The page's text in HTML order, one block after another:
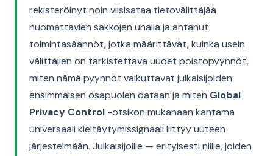
rekisteröinyt noin viisisataa tietovälittäjää
huomattavien sakkojen uhalla ja antanut
toimintasäännöt, jotka määrittävät, kuinka usein
välittäjien on tarkistettava uudet poistopyynnöt,
miten nämä pyynnöt vaikuttavat julkaisijoiden
ensimmäisen osapuolen dataan ja miten Global
Privacy Control -otsikon mukanaan kantama
universaali kieltäytymissignaali liittyy uuteen
järjestelmään. Julkaisijoille — erityisesti niille, joiden